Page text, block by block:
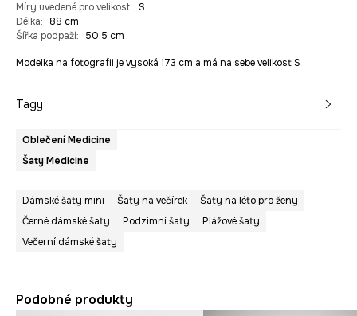
Míry uvedené pro velikost: S.
Délka:
88 cm
Šířka podpaží: 50,5 cm
Modelka na fotografii je vysoká 173 cm a má na sebe velikost S
Tagy
Oblečení Medicine
Šaty Medicine
Dámské šaty mini Šaty na večírek
Šaty na léto pro ženy
Černé dámské šaty
Podzimní šaty
Plážové šaty
Večerní dámské šaty
Podobné produkty